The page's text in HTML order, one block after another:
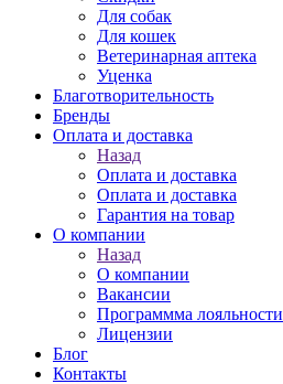
Для собак
Для кошек
Ветеринарная аптека
Уценка
Благотворительность
Бренды
Оплата и доставка
Назад
Оплата и доставка
Оплата и доставка
Гарантия на товар
О компании
Назад
О компании
Вакансии
Программма лояльности
Лицензии
Блог
Контакты